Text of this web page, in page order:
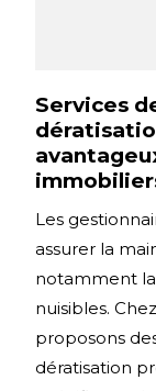
Services
Les
assurer la
notamment
nuisibles.
proposons
dératisation